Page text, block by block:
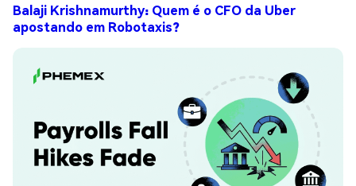
Balaji Krishnamurthy: Quem é o CFO da Uber
apostando em Robotaxis?